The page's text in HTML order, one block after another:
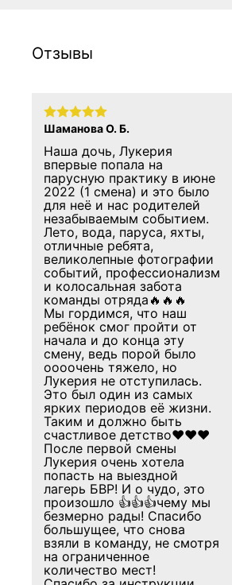
Отзывы
Шаманова О. Б.
Наша дочь, Лукерия
впервые попала на
парусную практику в июне
2022 (1 смена) и это было
для неё и нас родителей
незабываемым событием.
Лето, вода, паруса, яхты,
отличные ребята,
великолепные фотографии
событий, профессионализм
и колосальная забота
команды отряда🔥🔥🔥
Мы гордимся, что наш
ребёнок смог пройти от
начала и до конца эту
смену, ведь порой было
оооочень тяжело, но
Лукерия не отступилась.
Это был один из самых
ярких периодов её жизни.
Таким и должно быть
счастливое детство❤❤❤
После первой смены
Лукерия очень хотела
попасть на выездной
лагерь БВР! И о чудо, это
произошло 👍👍👍чему мы
безмерно рады! Спасибо
большущее, что снова
взяли в команду, не смотря
на ограниченное
количество мест!